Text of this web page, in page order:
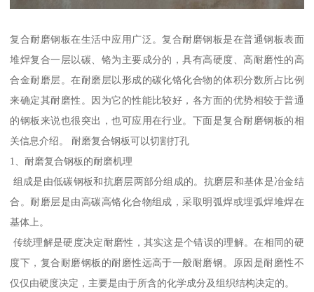
复合耐磨钢板在生活中应用广泛。复合耐磨钢板是在普通钢板表面
堆焊复合一层以碳、铬为主要成分的，具有高硬度、高耐磨性的高
合金耐磨层。在耐磨层以形成的碳化铬化合物的体积分数所占比例
来确定其耐磨性。因为它的性能比较好，各方面的优势相较于普通
的钢板来说也很突出，也可应用在行业。下面是复合耐磨钢板的相
关信息介绍。 耐磨复合钢板可以切割打孔
1、耐磨复合钢板的耐磨机理
组成是由低碳钢板和抗磨层两部分组成的。抗磨层和基体是冶金结
合。耐磨层是由高碳高铬化合物组成，采取明弧焊或埋弧焊堆焊在
基体上。
传统理解是硬度决定耐磨性，其实这是个错误的理解。在相同的硬
度下，复合耐磨钢板的耐磨性远高于一般耐磨钢。原因是耐磨性不
仅仅由硬度决定，主要是由于所含的化学成分及组织结构决定的。